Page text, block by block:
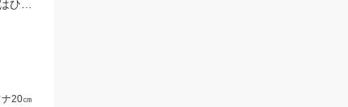
20㎝